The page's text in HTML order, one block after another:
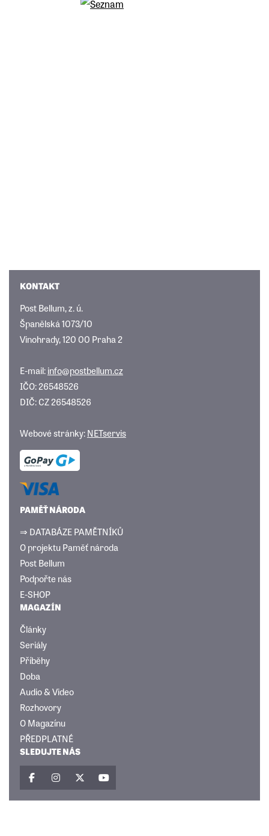
KONTAKT
Post Bellum, z. ú.
Španělská 1073/10
Vinohrady, 120 00 Praha 2
E-mail:info@postbellum.cz
IČO: 26548526
DIČ: CZ 26548526
Webové stránky:NETservis
PAMĚŤ NÁRODA
⇒ DATABÁZE PAMĚTNÍKŮ
O projektu Paměť národa
Post Bellum
Podpořte nás
E-SHOP
MAGAZÍN
Články
Seriály
Příběhy
Doba
Audio & Video
Rozhovory
O Magazínu
PŘEDPLATNÉ
SLEDUJTE NÁS